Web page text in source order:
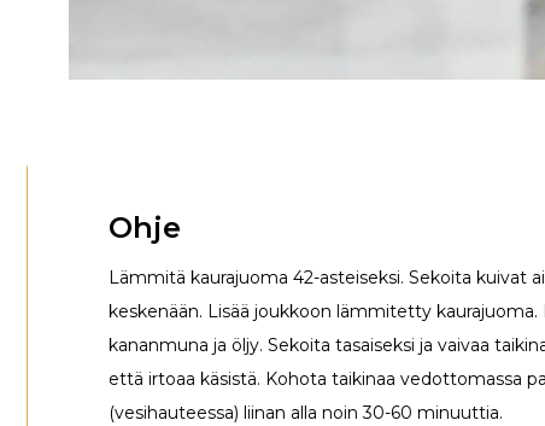
Ohje
Lämmitä kaurajuoma 42-asteiseksi. Sekoita kuivat
keskenään. Lisää joukkoon lämmitetty kaurajuoma.
kananmuna ja öljy. Sekoita tasaiseksi ja vaivaa
että irtoaa käsistä. Kohota taikinaa vedottomassa
(vesihauteessa) liinan alla noin 30-60 minuuttia.